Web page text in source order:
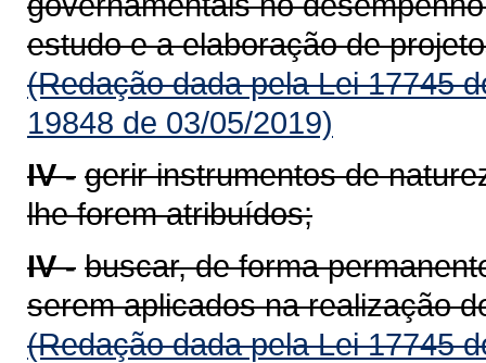
estudo e a elaboração de
(Redação dada pela Lei 17745
19848 de 03/05/2019)
IV - gerir instrumentos de
lhe forem atribuídos;
IV - buscar, de forma
serem aplicados na realização
(Redação dada pela Lei 17745